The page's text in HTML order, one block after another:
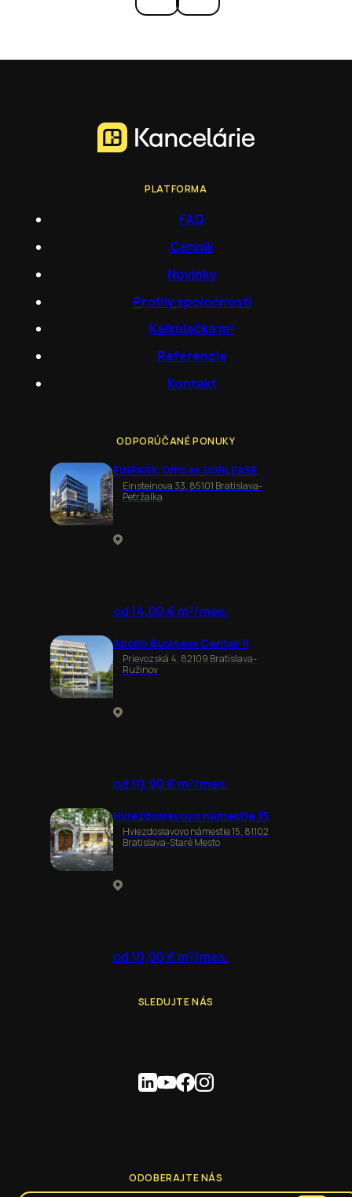
PLATFORMA
FAQ
Cenník
Novinky
Profily spoločností
Kalkulačka m²
Referencie
Kontakt
ODPORÚČANÉ PONUKY
EINPARK Offices SUBLEASE
Einsteinova 33, 85101 Bratislava-
Petržalka
od 14,00 € m²/mes.
Apollo Business Center II
Prievozská 4, 82109 Bratislava-
Ružinov
od 10,90 € m²/mes.
Hviezdoslavovo námestie 15
Hviezdoslavovo námestie 15, 81102
Bratislava-Staré Mesto
od 10,00 € m²/mes.
SLEDUJTE NÁS
ODOBERAJTE NÁS